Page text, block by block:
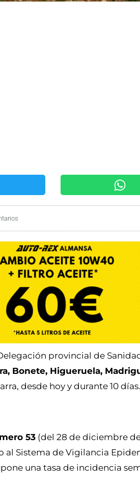
provincial de
Bonete, Higueruela,
desde hoy y durante 10 días.
53 (del 28 de diciembre
al Sistema de Vigilancia
una tasa de incidencia